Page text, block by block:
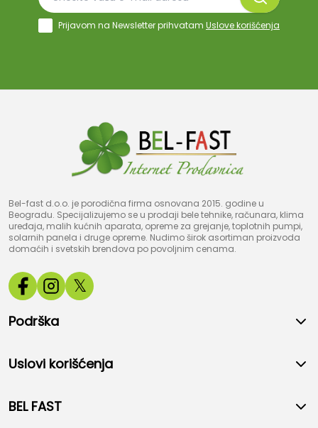
Prijavom na Newsletter prihvatam Uslove korišćenja
Bel-fast d.o.o. je porodična firma osnovana 2015. godine u
Beogradu. Specijalizujemo se u prodaji bele tehnike, računara, klima
uređaja, malih kućnih aparata, opreme za grejanje, toplotnih pumpi,
solarnih panela i druge opreme. Nudimo širok asortiman proizvoda
domaćih i svetskih brendova po povoljnim cenama.
𝕏
Podrška
Uslovi korišćenja
BEL FAST